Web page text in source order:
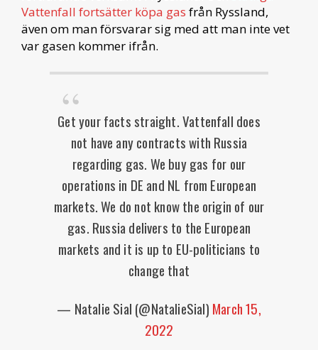
Vattenfall fortsätter köpa gas från Ryssland,
även om man försvarar sig med att man inte vet
var gasen kommer ifrån.
Get your facts straight. Vattenfall does
not have any contracts with Russia
regarding gas. We buy gas for our
operations in DE and NL from European
markets. We do not know the origin of our
gas. Russia delivers to the European
markets and it is up to EU-politicians to
change that
— Natalie Sial (@NatalieSial) March 15,
2022